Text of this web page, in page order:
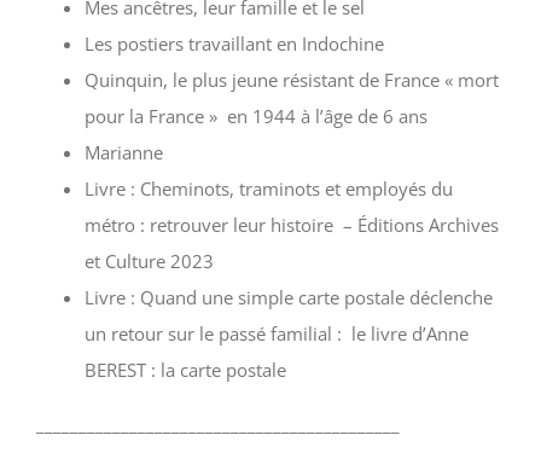
Mes ancêtres, leur famille et le sel
Les postiers travaillant en Indochine
Quinquin, le plus jeune résistant de France « mort
pour la France » en 1944 à l’âge de 6 ans
Marianne
Livre : Cheminots, traminots et employés du
métro : retrouver leur histoire – Éditions Archives
et Culture 2023
Livre : Quand une simple carte postale déclenche
un retour sur le passé familial : le livre d’Anne
BEREST : la carte postale